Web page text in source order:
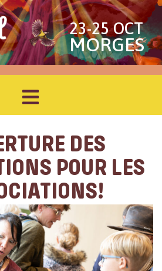
23-25 OCT
MORGES
DES
POUR LES